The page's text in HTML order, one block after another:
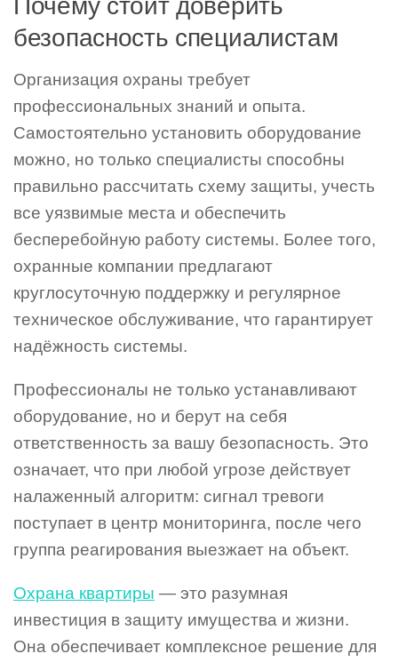
Почему стоит доверить
безопасность специалистам
Организация охраны требует
профессиональных знаний и опыта.
Самостоятельно установить оборудование
можно, но только специалисты способны
правильно рассчитать схему защиты, учесть
все уязвимые места и обеспечить
бесперебойную работу системы. Более того,
охранные компании предлагают
круглосуточную поддержку и регулярное
техническое обслуживание, что гарантирует
надёжность системы.
Профессионалы не только устанавливают
оборудование, но и берут на себя
ответственность за вашу безопасность. Это
означает, что при любой угрозе действует
налаженный алгоритм: сигнал тревоги
поступает в центр мониторинга, после чего
группа реагирования выезжает на объект.
Охрана квартиры — это разумная
инвестиция в защиту имущества и жизни.
Она обеспечивает комплексное решение для